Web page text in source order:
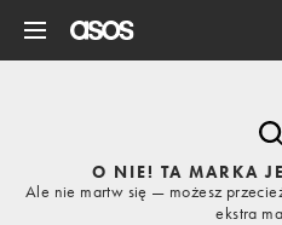
O NIE! TA MARKA
Ale nie martw się — możesz
ekstra